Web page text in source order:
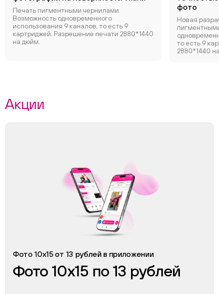
Печать пигментными чернилами.
Возможность одновременного
использования 9 каналов, то есть 9
картриджей. Разрешение печати 2880*1440
на дюйм.
фото
Новая
то есть 9
2880*1440
Акции
Фото 10х15 от 13 рублей в приложении
Фото 10х15 по 13 рублей